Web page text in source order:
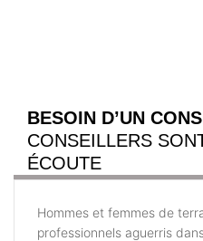
BESOIN D’UN
CONSEILLERS
ÉCOUTE
Hommes et femmes de
professionnels aguerris